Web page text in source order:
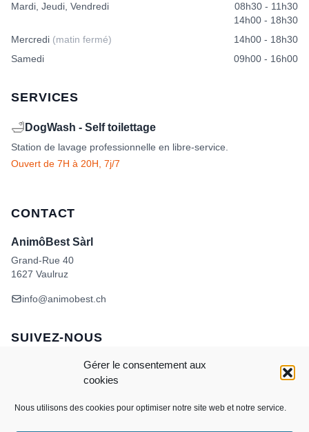
Gérer le consentement aux
cookies
Nous utilisons des cookies pour optimiser notre site web et notre service.
Mardi, Jeudi, Vendredi
08h30 - 11h30
14h00 - 18h30
Mercredi (matin fermé)
14h00 - 18h30
Samedi
09h00 - 16h00
SERVICES
🛁 DogWash - Self toilettage
Station de lavage professionnelle en libre-service.
Ouvert de 7H à 20H, 7j/7
CONTACT
AnimôBest Sàrl
Grand-Rue 40
1627 Vaulruz
info@animobest.ch
SUIVEZ-NOUS